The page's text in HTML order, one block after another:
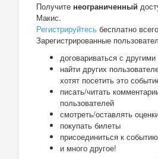
Получите неограниченный
Макис.
Регистрируйтесь бесплатно
Зарегистрированные
договариваться с
найти других
хотят посетить это
писать/читать
пользователей
смотреть/оставлять
покупать билеты
присоединиться к событию
и много другое!